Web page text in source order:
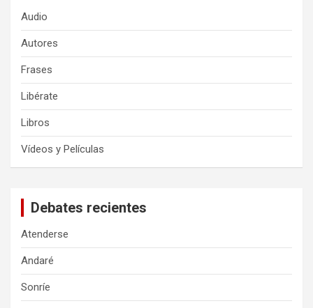
Audio
Autores
Frases
Libérate
Libros
Vídeos y Películas
Debates recientes
Atenderse
Andaré
Sonríe